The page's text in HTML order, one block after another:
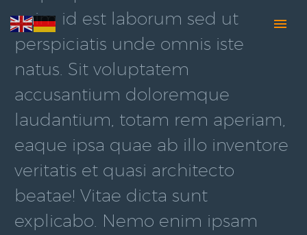
anim id est laborum sed ut
perspiciatis unde omnis iste
natus. Sit voluptatem
accusantium doloremque
laudantium, totam rem aperiam,
eaque ipsa quae ab illo inventore
veritatis et quasi architecto
beatae! Vitae dicta sunt
explicabo. Nemo enim ipsam